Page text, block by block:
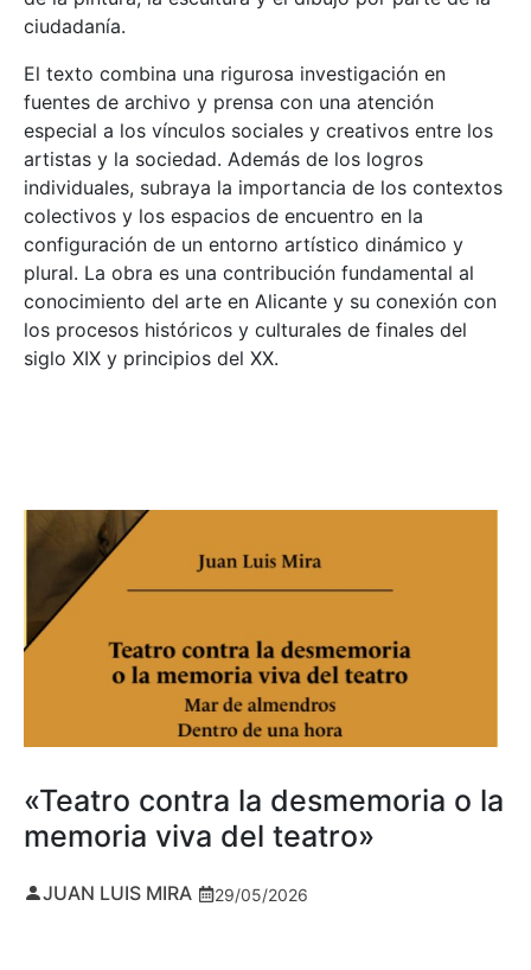
ciudadanía.
El texto combina una rigurosa investigación en
fuentes de archivo y prensa con una atención
especial a los vínculos sociales y creativos entre los
artistas y la sociedad. Además de los logros
individuales, subraya la importancia de los contextos
colectivos y los espacios de encuentro en la
configuración de un entorno artístico dinámico y
plural. La obra es una contribución fundamental al
conocimiento del arte en Alicante y su conexión con
los procesos históricos y culturales de finales del
siglo XIX y principios del XX.
«Teatro contra la desmemoria o la
memoria viva del teatro»
JUAN LUIS MIRA 29/05/2026